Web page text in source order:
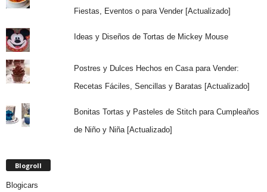
Fiestas, Eventos o para Vender [Actualizado]
Ideas y Diseños de Tortas de Mickey Mouse
Postres y Dulces Hechos en Casa para Vender:
Recetas Fáciles, Sencillas y Baratas [Actualizado]
Bonitas Tortas y Pasteles de Stitch para Cumpleaños
de Niño y Niña [Actualizado]
Blogroll
Blogicars